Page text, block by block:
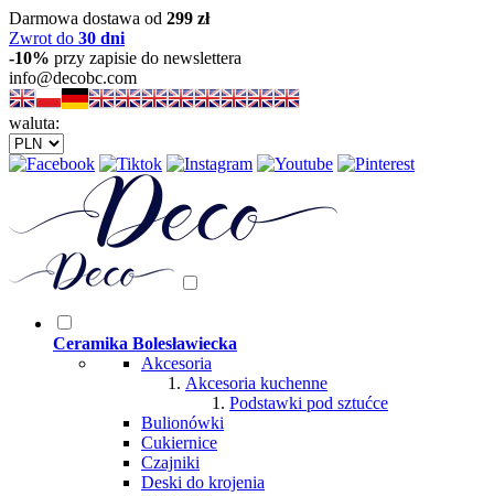
Darmowa dostawa od 299 zł
Zwrot do 30 dni
-10% przy zapisie do newslettera
info@decobc.com
waluta:
Ceramika Bolesławiecka
Akcesoria
Akcesoria kuchenne
Podstawki pod sztućce
Bulionówki
Cukiernice
Czajniki
Deski do krojenia